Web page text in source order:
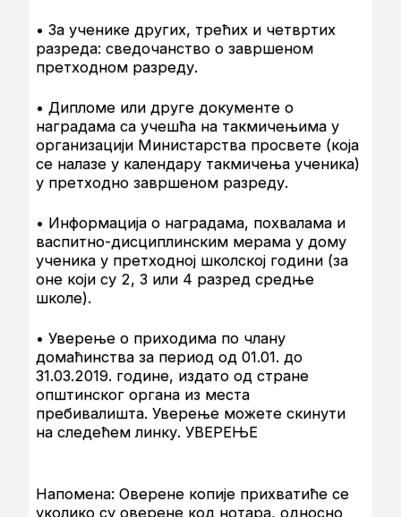
• За ученике других, трећих и четвртих
разреда: сведочанство о завршеном
претходном разреду.
• Дипломе или друге документе о
наградама са учешћа на такмичењима у
организацији Министарства просвете (која
се налазе у календару такмичења ученика)
у претходно завршеном разреду.
• Информација о наградама, похвалама и
васпитно-дисциплинским мерама у дому
ученика у претходној школској години (за
оне који су 2, 3 или 4 разред средње
школе).
• Уверење о приходима по члану
домаћинства за период од 01.01. до
31.03.2019. године, издато од стране
општинског органа из места
пребивалишта. Уверење можете скинути
на следећем линку. УВЕРЕЊЕ
Напомена: Оверене копије прихватиће се
уколико су оверене код нотара, односно